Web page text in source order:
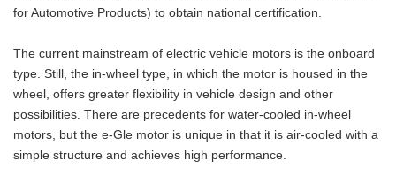
for Automotive Products) to obtain national certification.
The current mainstream of electric vehicle motors is the onboard
type. Still, the in-wheel type, in which the motor is housed in the
wheel, offers greater flexibility in vehicle design and other
possibilities. There are precedents for water-cooled in-wheel
motors, but the e-Gle motor is unique in that it is air-cooled with a
simple structure and achieves high performance.